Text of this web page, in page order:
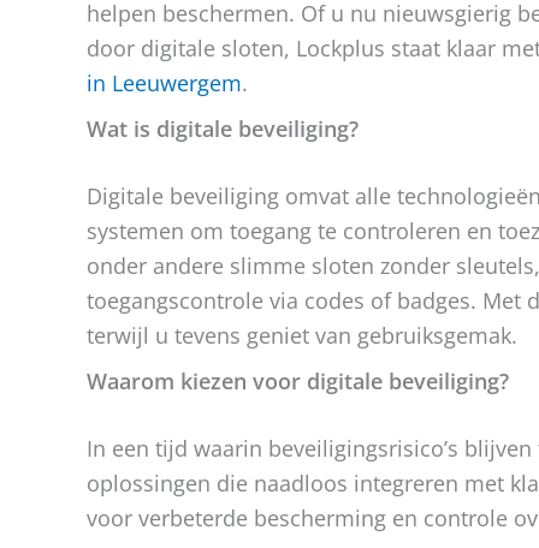
helpen beschermen. Of u nu nieuwsgierig
door digitale sloten, Lockplus staat klaar
in Leeuwergem.
Wat is digitale beveiliging?
Digitale beveiliging omvat alle
systemen om toegang te controleren en
onder andere slimme sloten zonder
toegangscontrole via codes of badges. Met
terwijl u tevens geniet van gebruiksgemak.
Waarom kiezen voor digitale beveiliging?
In een tijd waarin beveiligingsrisico’s
oplossingen die naadloos integreren met
voor verbeterde bescherming en controle